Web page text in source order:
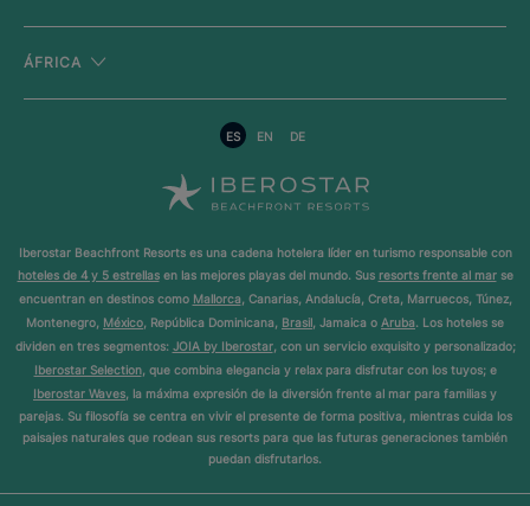
ÁFRICA
ES EN DE
Iberostar Beachfront Resorts es una cadena hotelera líder en turismo responsable con
hoteles de 4 y 5 estrellasen las mejores playas del mundo. Sus resorts frente al marse
encuentran en destinos como Mallorca, Canarias, Andalucía, Creta, Marruecos, Túnez,
Montenegro, México, República Dominicana, Brasil, Jamaica o Aruba. Los hoteles se
dividen en tres segmentos: JOIA by Iberostar, con un servicio exquisito y personalizado;
Iberostar Selection, que combina elegancia y relax para disfrutar con los tuyos; e
Iberostar Waves, la máxima expresión de la diversión frente al mar para familias y
parejas. Su filosofía se centra en vivir el presente de forma positiva, mientras cuida los
paisajes naturales que rodean sus resorts para que las futuras generaciones también
puedan disfrutarlos.